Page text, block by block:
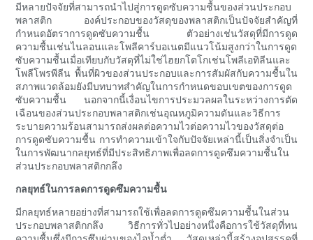
มีหลายปัจจัยที่สามารถนำไปสู่การดูดซับความชื้นของส่วนประกอบ
พลาสติก องค์ประกอบของวัสดุของพลาสติกเป็นปัจจัยสำคัญที่
กำหนดอัตราการดูดซับความชื้น ตัวอย่างเช่นวัสดุที่มีการดูด
ความชื้นเช่นไนลอนและโพลีคาร์บอเนตมีแนวโน้มสูงกว่าในการดูด
ซับความชื้นเมื่อเทียบกับวัสดุที่ไม่ใช่ไฮยกโตโกเช่นโพลีเอทิลีนและ
โพลีโพรพีลีน พื้นที่ผิวของส่วนประกอบและการสัมผัสกับความชื้นใน
สภาพแวดล้อมยังมีบทบาทสำคัญในการกำหนดขอบเขตของการดูด
ซับความชื้น นอกจากนี้เงื่อนไขการประมวลผลในระหว่างการตัด
เฉือนของส่วนประกอบพลาสติกเช่นอุณหภูมิความดันและวิธีการ
ระบายความร้อนสามารถส่งผลต่อความไวต่อความไวของวัสดุต่อ
การดูดซับความชื้น การทำความเข้าใจกับปัจจัยเหล่านี้เป็นสิ่งจำเป็น
ในการพัฒนากลยุทธ์ที่มีประสิทธิภาพเพื่อลดการดูดซึมความชื้นใน
ส่วนประกอบพลาสติกกลึง
กลยุทธ์ในการลดการดูดซึมความชื้น
มีกลยุทธ์หลายอย่างที่สามารถใช้เพื่อลดการดูดซึมความชื้นในส่วน
ประกอบพลาสติกกลึง วิธีการทั่วไปอย่างหนึ่งคือการใช้วัสดุที่ทน